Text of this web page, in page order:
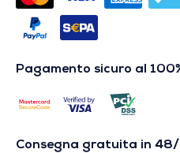
Pagamento sicuro al
Consegna gratuita in